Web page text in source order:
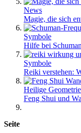
News
Magie, die sich
Symbole
Hilfe bei
Symbole
Reiki verstehen:
Heilige Geometrie
Feng Shui und
Seite